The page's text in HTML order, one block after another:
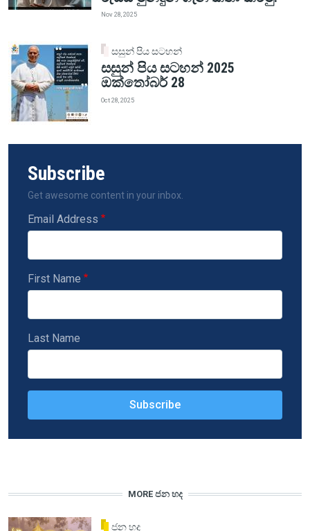
Nov 28, 2025
සසුන් පිය සටහන්
සසුන් පිය සටහන් 2025
ඔක්තෝබර් 28
Oct 28, 2025
Subscribe
Get awesome content in your inbox.
Email Address
First Name
Last Name
MORE ජන හද
ජන හද